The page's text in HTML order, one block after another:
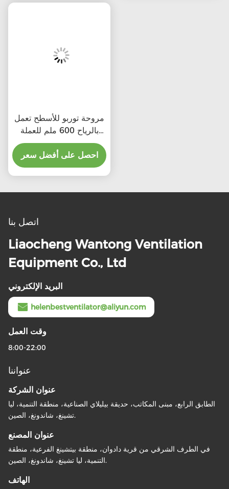
مروحة توربو للأسطح تعمل
بالرياح 600 ملم للعملة
الفولاذ المقاوم للصدأ
احصل على أفضل سعر
اتصل بنا
Liaocheng Wantong Ventilation
Equipment Co., Ltd
البريد الإلكتروني
helenbestventilator@aliyun.com
وقت العمل
8:00-22:00
عنواننا
عنوان الشركة
الطابق الرابع، مبنى المكاتب، حديقة بيليلاي الصناعية، منطقة التنمية، ليا
تشينغ، شاندونغ، الصين.
عنوان المصنع
في الطرف الشرقي من قرية دادوان، منطقة بيتشينغ الفرعية، منطقة
التنمية، ليا تشينغ، شاندونغ، الصين.
الهاتف